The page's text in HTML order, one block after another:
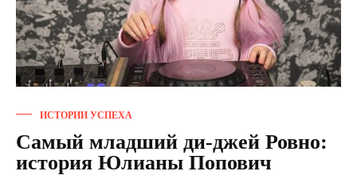
ИСТОРИИ УСПЕХА
Самый младший ди-джей Ровно:
история Юлианы Попович